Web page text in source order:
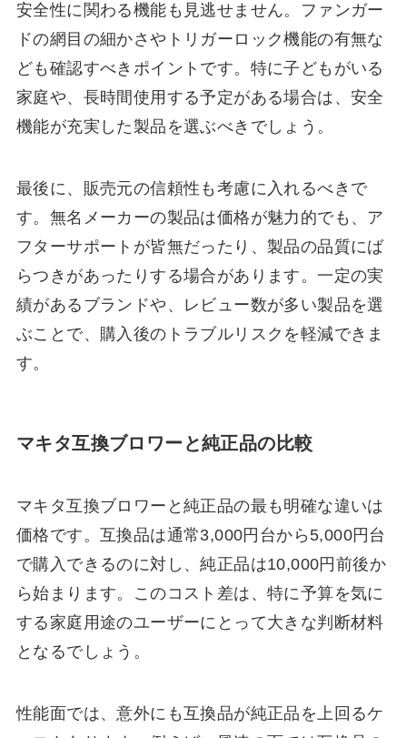
安全性に関わる機能も見逃せません。ファンガー
ドの網目の細かさやトリガーロック機能の有無な
ども確認すべきポイントです。特に子どもがいる
家庭や、長時間使用する予定がある場合は、安全
機能が充実した製品を選ぶべきでしょう。
最後に、販売元の信頼性も考慮に入れるべきで
す。無名メーカーの製品は価格が魅力的でも、ア
フターサポートが皆無だったり、製品の品質にば
らつきがあったりする場合があります。一定の実
績があるブランドや、レビュー数が多い製品を選
ぶことで、購入後のトラブルリスクを軽減できま
す。
マキタ互換ブロワーと純正品の比較
マキタ互換ブロワーと純正品の最も明確な違いは
価格です。互換品は通常3,000円台から5,000円台
で購入できるのに対し、純正品は10,000円前後か
ら始まります。このコスト差は、特に予算を気に
する家庭用途のユーザーにとって大きな判断材料
となるでしょう。
性能面では、意外にも互換品が純正品を上回るケ